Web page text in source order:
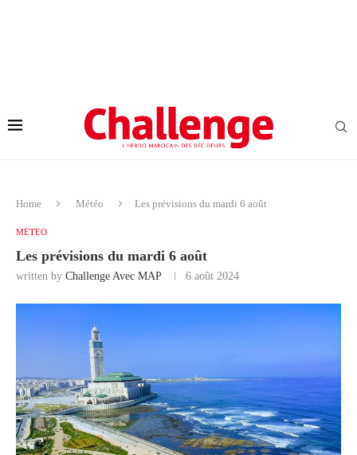
Home Météo Les prévisions du mardi 6 août
MÉTÉO
Les prévisions du mardi 6 août
written by Challenge Avec MAP 6 août 2024